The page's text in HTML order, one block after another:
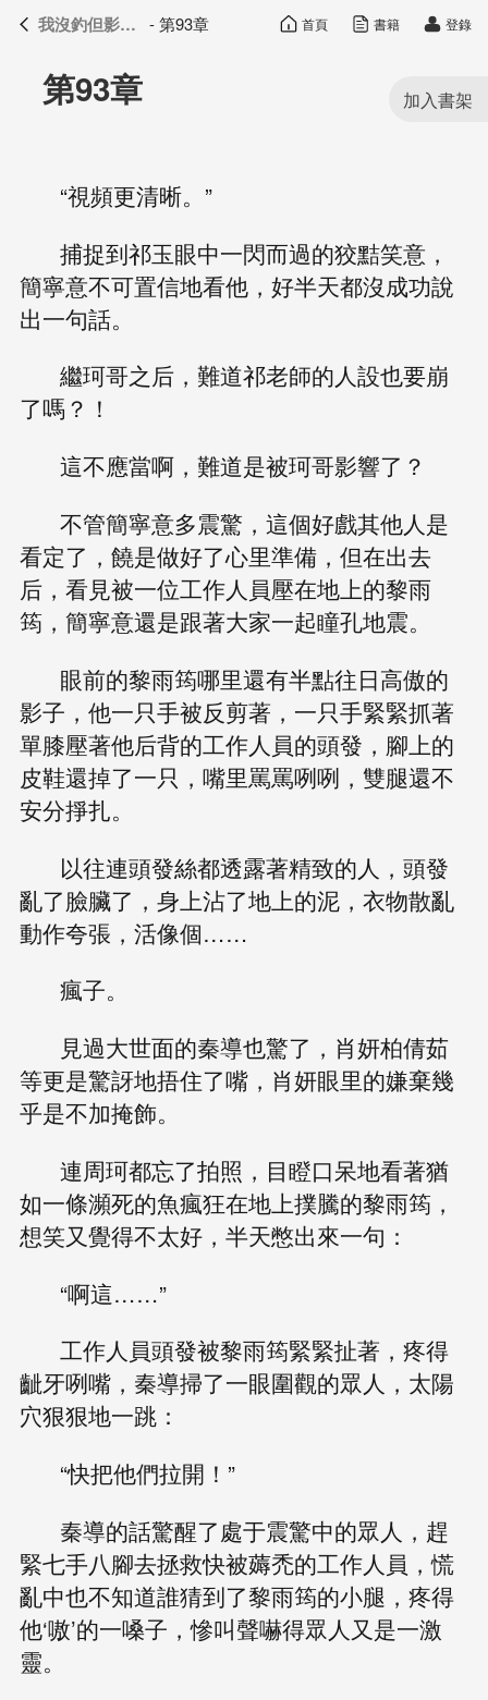
我沒釣但影帝真香了 目錄
第93章
“視頻更清晰。”
捕捉到祁玉眼中一閃而過的狡黠笑意，
簡寧意不可置信地看他，好半天都沒成功說
出一句話。
繼珂哥之后，難道祁老師的人設也要崩
了嗎？！
這不應當啊，難道是被珂哥影響了？
不管簡寧意多震驚，這個好戲其他人是
看定了，饒是做好了心里準備，但在出去
后，看見被一位工作人員壓在地上的黎雨
筠，簡寧意還是跟著大家一起瞳孔地震。
眼前的黎雨筠哪里還有半點往日高傲的
影子，他一只手被反剪著，一只手緊緊抓著
單膝壓著他后背的工作人員的頭發，腳上的
皮鞋還掉了一只，嘴里罵罵咧咧，雙腿還不
安分掙扎。
以往連頭發絲都透露著精致的人，頭發
亂了臉臟了，身上沾了地上的泥，衣物散亂
動作夸張，活像個……
瘋子。
見過大世面的秦導也驚了，肖妍柏倩茹
等更是驚訝地捂住了嘴，肖妍眼里的嫌棄幾
乎是不加掩飾。
連周珂都忘了拍照，目瞪口呆地看著猶
如一條瀕死的魚瘋狂在地上撲騰的黎雨筠，
想笑又覺得不太好，半天憋出來一句：
“啊這……”
工作人員頭發被黎雨筠緊緊扯著，疼得
齜牙咧嘴，秦導掃了一眼圍觀的眾人，太陽
穴狠狠地一跳：
“快把他們拉開！”
秦導的話驚醒了處于震驚中的眾人，趕
緊七手八腳去拯救快被薅禿的工作人員，慌
亂中也不知道誰猜到了黎雨筠的小腿，疼得
他‘嗷’的一嗓子，慘叫聲嚇得眾人又是一激
靈。
我沒釣但影帝真香了 - 第93章 首頁 書籍 登錄